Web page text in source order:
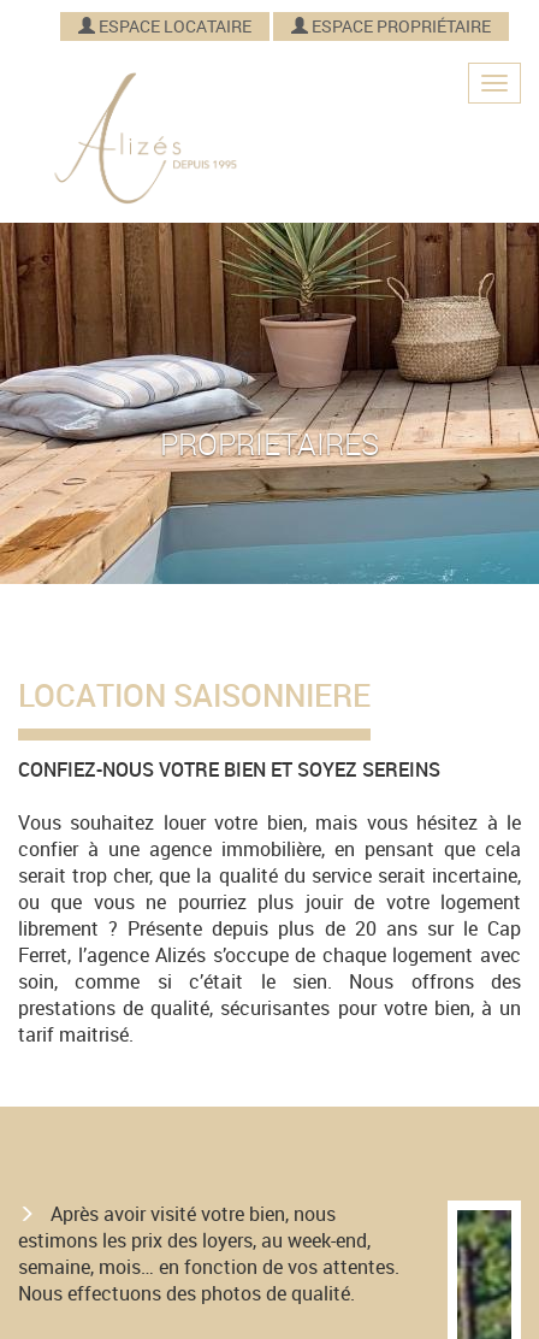
ESPACE LOCATAIRE ESPACE PROPRIÉTAIRE
PROPRIETAIRES
LOCATION SAISONNIERE
CONFIEZ-NOUS VOTRE BIEN ET SOYEZ SEREINS
Vous souhaitez louer votre bien, mais vous hésitez à le
confier à une agence immobilière, en pensant que cela
serait trop cher, que la qualité du service serait incertaine,
ou que vous ne pourriez plus jouir de votre logement
librement ? Présente depuis plus de 20 ans sur le Cap
Ferret, l’agence Alizés s’occupe de chaque logement avec
soin, comme si c’était le sien. Nous offrons des
prestations de qualité, sécurisantes pour votre bien, à un
tarif maitrisé.
Après avoir visité votre bien, nous
estimons les prix des loyers, au week-end,
semaine, mois… en fonction de vos attentes.
Nous effectuons des photos de qualité.